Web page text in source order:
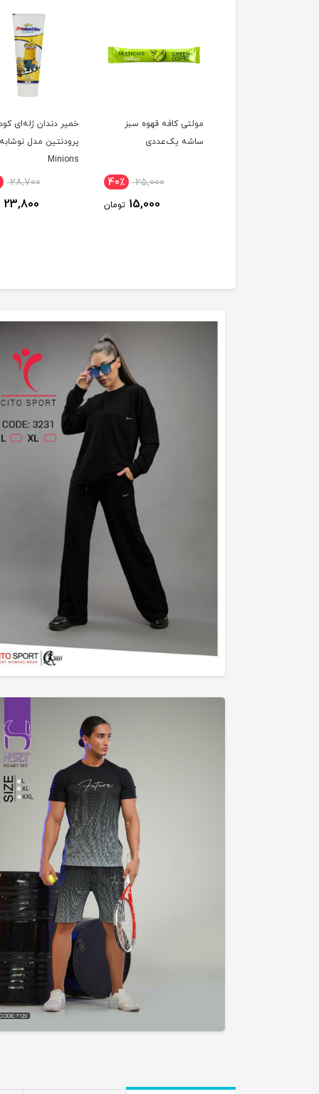
مولتی کافه قهوه سبز
ساشه یک‌عددی
25,000 40٪
15,000 تومان
خمیر دندان ژله‌ای
پرودنتین مدل نوشابه
Minions
28,700
23,800